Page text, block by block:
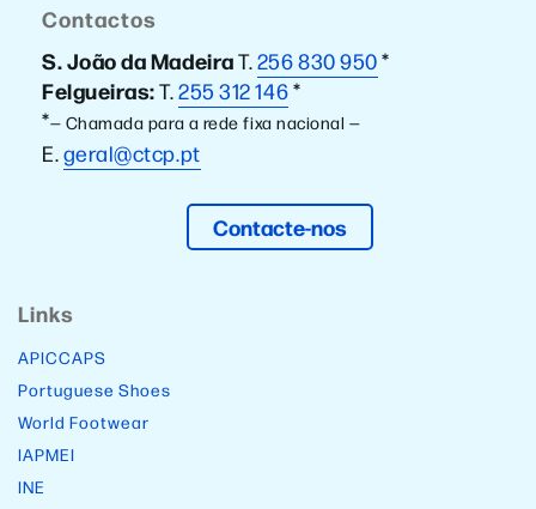
Contactos
S. João da MadeiraT.256 830 950*
Felgueiras:T.255 312 146*
*— Chamada para a rede fixa nacional —
E.geral@ctcp.pt
Contacte-nos
Links
APICCAPS
Portuguese Shoes
World Footwear
IAPMEI
INE